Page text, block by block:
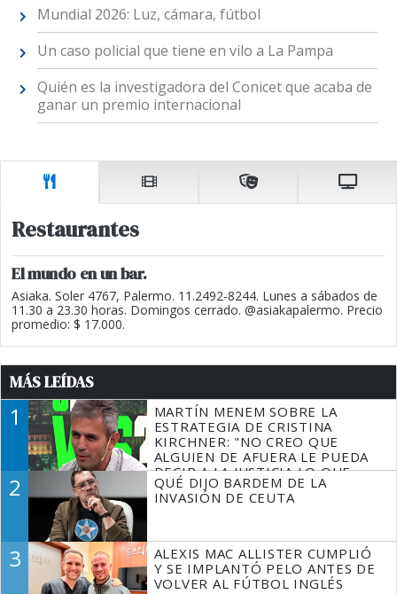
Mundial 2026: Luz, cámara, fútbol
Un caso policial que tiene en vilo a La Pampa
Quién es la investigadora del Conicet que acaba de
ganar un premio internacional
Restaurantes
El mundo en un bar.
Asiaka. Soler 4767, Palermo. 11.2492-8244. Lunes a sábados de
11.30 a 23.30 horas. Domingos cerrado. @asiakapalermo. Precio
promedio: $ 17.000.
MÁS LEÍDAS
1
MARTÍN MENEM SOBRE LA
ESTRATEGIA DE CRISTINA
KIRCHNER: "NO CREO QUE
ALGUIEN DE AFUERA LE PUEDA
DECIR A LA JUSTICIA LO QUE
TIENE QUE HACER"
2
QUÉ DIJO BARDEM DE LA
INVASIÓN DE CEUTA
3
ALEXIS MAC ALLISTER CUMPLIÓ
Y SE IMPLANTÓ PELO ANTES DE
VOLVER AL FÚTBOL INGLÉS